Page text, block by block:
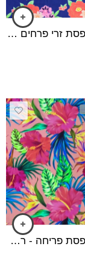
לייקרה מודפסת ‎⁨זרי פרחים - רקע סגול כהה⁩
לייקרה מודפסת פריחה - רקע קורל